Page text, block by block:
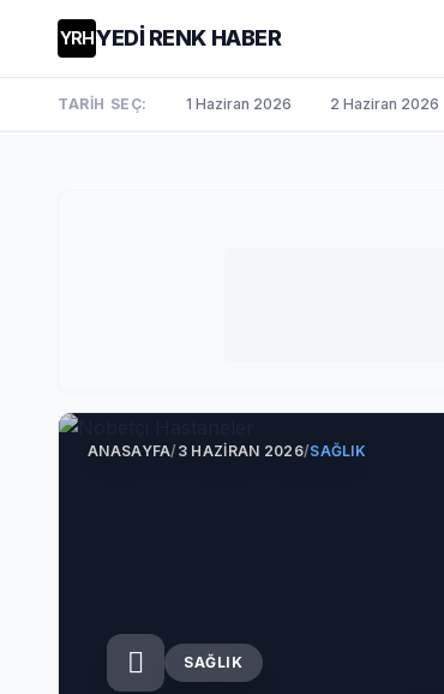
YRHYEDİ RENK HABER
TARİH SEÇ: 1 Haziran 2026 2 Haziran 2026
ANASAYFA/3 HAZIRAN 2026/SAĞLIK
SAĞLIK